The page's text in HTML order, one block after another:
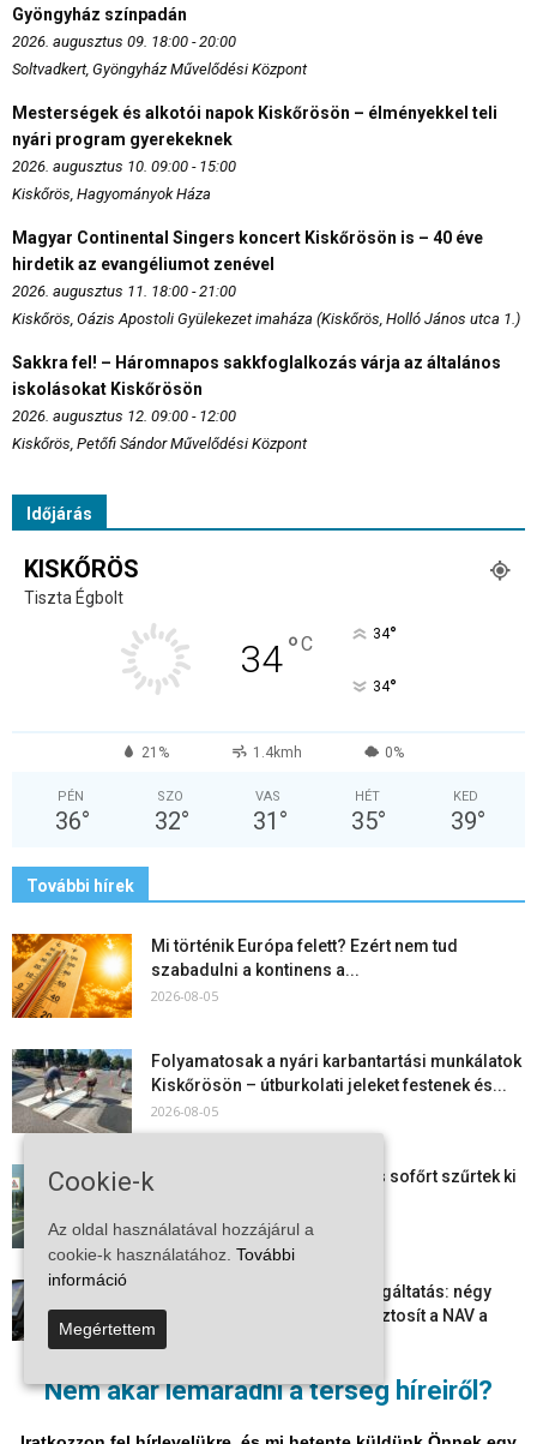
Nem akar lemaradni a térség híreiről?
Gyöngyház színpadán
2026. augusztus 09. 18:00 - 20:00
Soltvadkert, Gyöngyház Művelődési Központ
Mesterségek és alkotói napok Kiskőrösön – élményekkel teli
nyári program gyerekeknek
2026. augusztus 10. 09:00 - 15:00
Kiskőrös, Hagyományok Háza
Magyar Continental Singers koncert Kiskőrösön is – 40 éve
hirdetik az evangéliumot zenével
2026. augusztus 11. 18:00 - 21:00
Kiskőrös, Oázis Apostoli Gyülekezet imaháza (Kiskőrös, Holló János utca 1.)
Sakkra fel! – Háromnapos sakkfoglalkozás várja az általános
iskolásokat Kiskőrösön
2026. augusztus 12. 09:00 - 12:00
Kiskőrös, Petőfi Sándor Művelődési Központ
Időjárás
KISKŐRÖS
Tiszta Égbolt
34°C 34°
34°
21% 1.4kmh 0%
PÉN
36°
SZO
32°
VAS
31 °
HÉT
35°
KED
39°
További hírek
Mi történik Európa felett? Ezért nem tud
szabadulni a kontinens a...
2026-08-05
Folyamatosak a nyári karbantartási munkálatok
Kiskőrösön – útburkolati jeleket festenek és...
2026-08-05
Több száz gyorshajtót és ittas sofőrt szűrtek ki
2026-08-04
Elektronikus nyugtaadat-szolgáltatás: négy
hónapos átállási időszakot biztosít a NAV a
vállalkozásoknak
vannak a legfontosabb dátumok
Cookie-k
Az oldal használatával hozzájárul a
cookie-k használatához. További
információ
Megértettem